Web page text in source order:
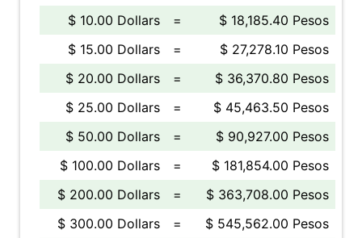
$ 10.00 Dollars
=
$ 18,185.40 Pesos
$ 15.00 Dollars
=
$ 27,278.10 Pesos
$ 20.00 Dollars
=
$ 36,370.80 Pesos
$ 25.00 Dollars
=
$ 45,463.50 Pesos
$ 50.00 Dollars
=
$ 90,927.00 Pesos
$ 100.00 Dollars
=
$ 181,854.00 Pesos
$ 200.00 Dollars
=
$ 363,708.00 Pesos
$ 300.00 Dollars
=
$ 545,562.00 Pesos